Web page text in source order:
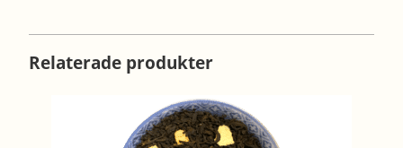
Relaterade produkter